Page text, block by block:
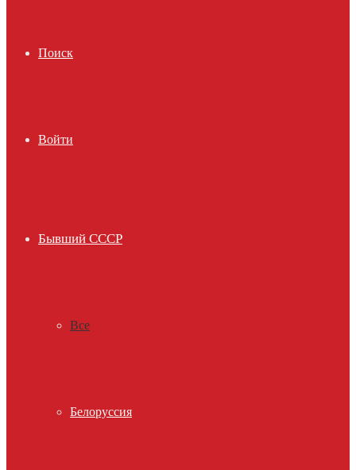
Поиск
Войти
Бывший СССР
Все
Белоруссия